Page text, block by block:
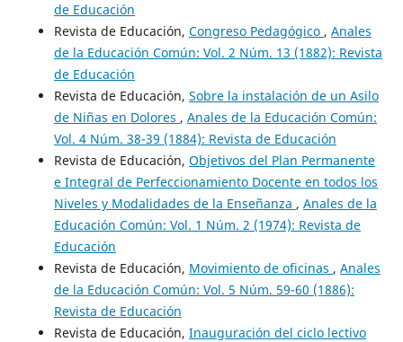
de Educación
Revista de Educación, Congreso Pedagógico , Anales
de la Educación Común: Vol. 2 Núm. 13 (1882): Revista
de Educación
Revista de Educación, Sobre la instalación de un Asilo
de Niñas en Dolores , Anales de la Educación Común:
Vol. 4 Núm. 38-39 (1884): Revista de Educación
Revista de Educación, Objetivos del Plan Permanente
e Integral de Perfeccionamiento Docente en todos los
Niveles y Modalidades de la Enseñanza , Anales de la
Educación Común: Vol. 1 Núm. 2 (1974): Revista de
Educación
Revista de Educación, Movimiento de oficinas , Anales
de la Educación Común: Vol. 5 Núm. 59-60 (1886):
Revista de Educación
Revista de Educación, Inauguración del ciclo lectivo